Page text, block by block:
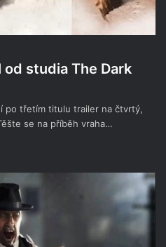
studia The Dark
po třetím titulu trailer na čtvrtý,
se na příběh vraha…